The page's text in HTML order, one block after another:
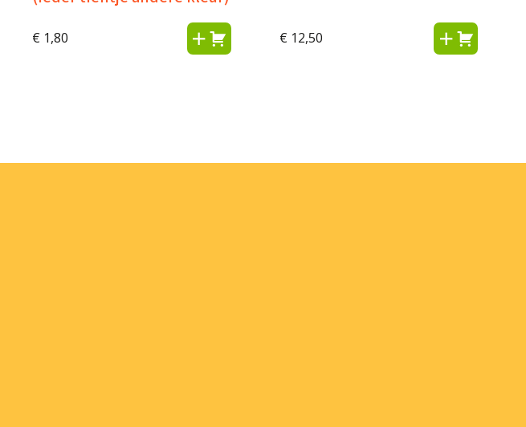
€ 1,80 € 12,50